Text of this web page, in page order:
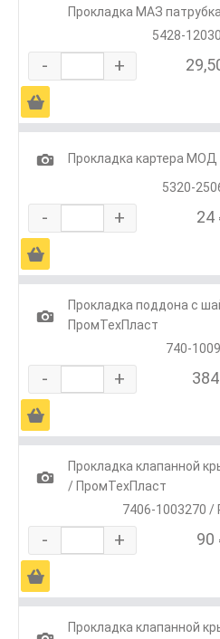
Прокладка МАЗ
5428-
- +
Ä
1
Прокладка картера
5320-
- + 24
Ä
1
Прокладка поддона с
ПромТехПласт
740-
- +
Ä
1
Прокладка клапанной
/ ПромТехПласт
7406-1003270 /
- + 90
Ä
Прокладка клапанной